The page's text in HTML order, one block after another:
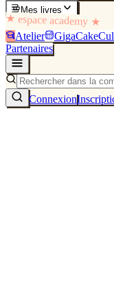
Mes livres
★ espace academy ★
Atelier
Partenaires
Connexion